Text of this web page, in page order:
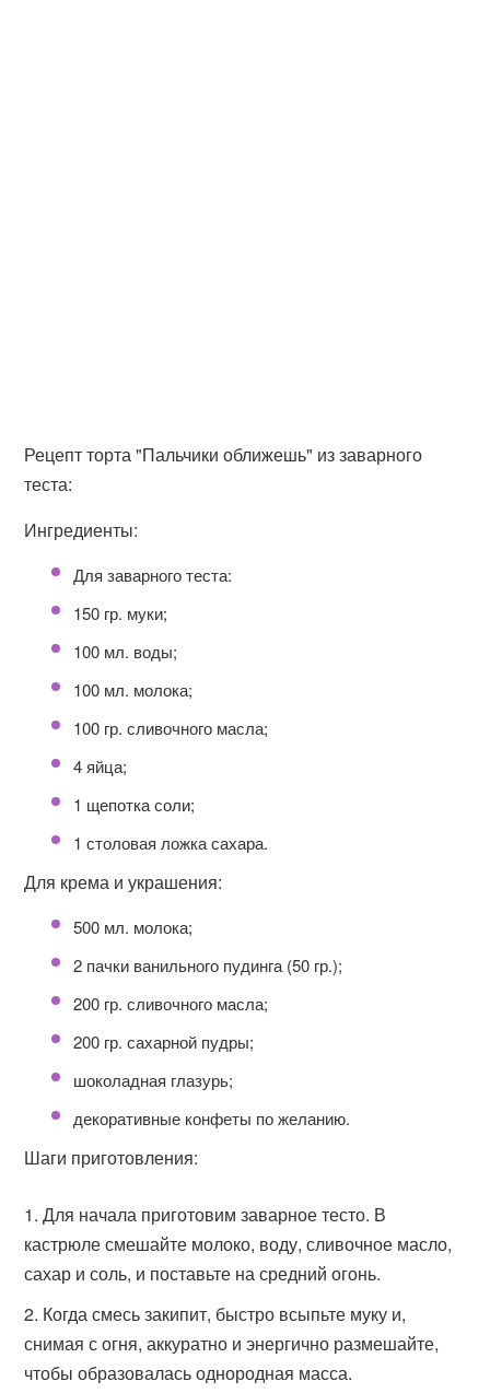
Рецепт торта "Пальчики оближешь" из заварного
теста:
Ингредиенты:
Для заварного теста:
150 гр. муки;
100 мл. воды;
100 мл. молока;
100 гр. сливочного масла;
4 яйца;
1 щепотка соли;
1 столовая ложка сахара.
Для крема и украшения:
500 мл. молока;
2 пачки ванильного пудинга (50 гр.);
200 гр. сливочного масла;
200 гр. сахарной пудры;
шоколадная глазурь;
декоративные конфеты по желанию.
Шаги приготовления:
Для начала приготовим заварное тесто. В
кастрюле смешайте молоко, воду, сливочное масло,
сахар и соль, и поставьте на средний огонь.
Когда смесь закипит, быстро всыпьте муку и,
снимая с огня, аккуратно и энергично размешайте,
чтобы образовалась однородная масса.